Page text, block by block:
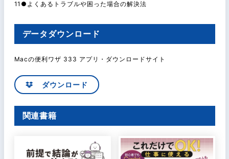
11●よくあるトラブルや困った場合の解決法
データダウンロード
Macの便利ワザ 333 アプリ・ダウンロードサイト
ダウンロード
関連書籍